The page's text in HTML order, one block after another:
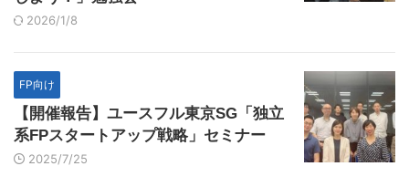
2026/1/8
FP向け
【開催報告】ユースフル東京SG「独立
系FPスタートアップ戦略」セミナー
2025/7/25